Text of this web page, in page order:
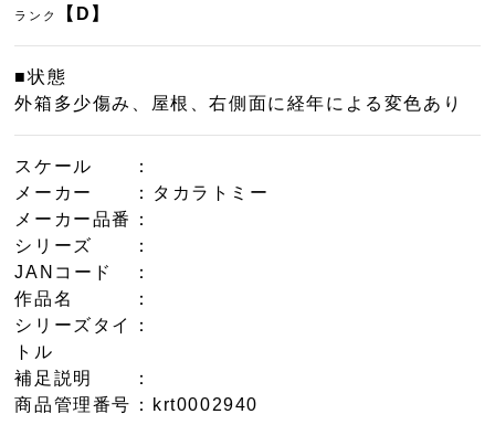
ランク 【D】
■状態
外箱多少傷み、屋根、右側面に経年による変色あり
スケール
：
メーカー
：タカラトミー
メーカー品番
：
シリーズ
：
JANコード
：
作品名
：
シリーズタイ
トル
：
補足説明
：
商品管理番号 ：krt0002940